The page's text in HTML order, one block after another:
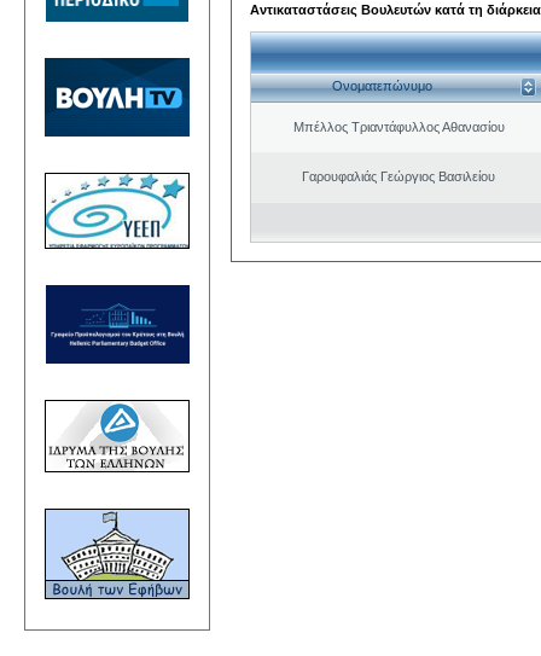
Αντικαταστάσεις Βουλευτών κατά τη
Ονοματεπώνυμο
Μπέλλος Τριαντάφυλλος Αθανασίου
Γαρουφαλιάς Γεώργιος Βασιλείου